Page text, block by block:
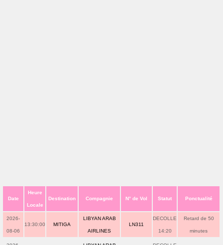
Date
Heure
Locale
Destination Compagnie N° de Vol Statut Ponctualité
2026-
08-06
13:30:00 MITIGA
LIBYAN ARAB
AIRLINES
LN311
DECOLLE
14:20
Retard de 50
minutes